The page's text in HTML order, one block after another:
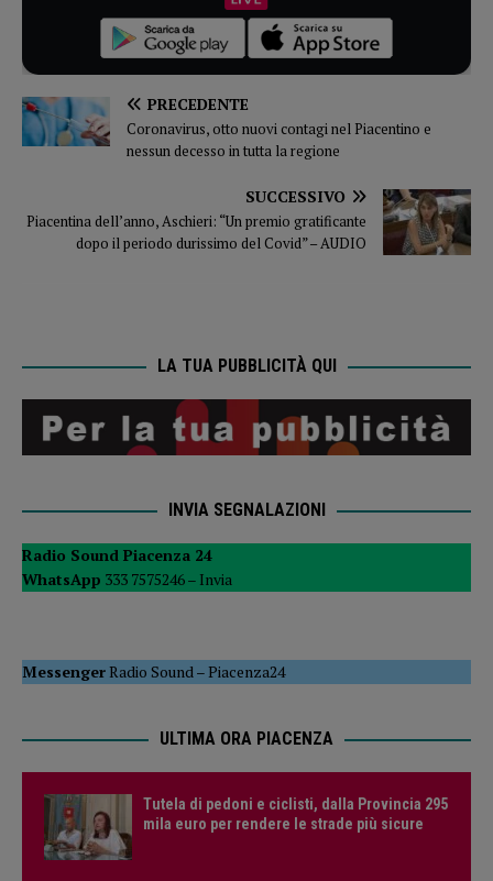
PRECEDENTE
Coronavirus, otto nuovi contagi nel Piacentino e
nessun decesso in tutta la regione
SUCCESSIVO
Piacentina dell’anno, Aschieri: “Un premio gratificante
dopo il periodo durissimo del Covid” – AUDIO
LA TUA PUBBLICITÀ QUI
INVIA SEGNALAZIONI
Radio Sound Piacenza 24
WhatsApp 333 7575246 – Invia
MessengerRadio Sound–Piacenza24
ULTIMA ORA PIACENZA
Tutela di pedoni e ciclisti, dalla Provincia 295
mila euro per rendere le strade più sicure